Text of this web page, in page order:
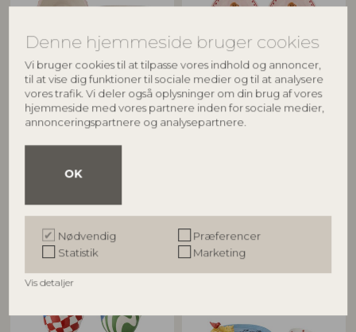
Denne hjemmeside bruger cookies
Vi bruger cookies til at tilpasse vores indhold og annoncer,
til at vise dig funktioner til sociale medier og til at analysere
vores trafik. Vi deler også oplysninger om din brug af vores
hjemmeside med vores partnere inden for sociale medier,
annonceringspartnere og analysepartnere.
OK
Nødvendig
Præferencer
Statistik
Marketing
Vis detaljer
BLOOMINGVILLE
D12,5xH6,5 cm, Set of 4
599,00 DKK
BLOOMINGVILLE
NYHED NYHED